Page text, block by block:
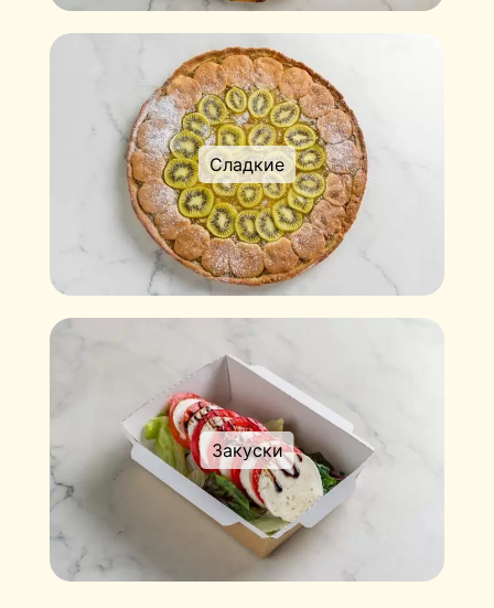
Сладкие
Закуски